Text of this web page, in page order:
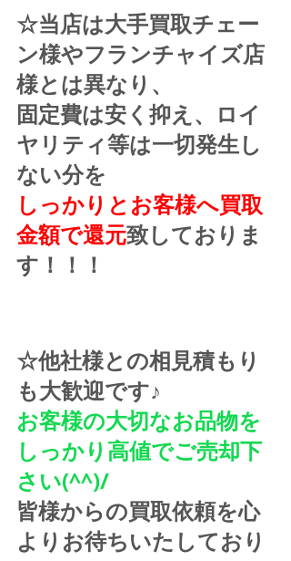
☆当店は大手買取チェー
ン様やフランチャイズ店
様とは異なり、
固定費は安く抑え、ロイ
ヤリティ等は一切発生し
ない分を
しっかりとお客様へ買取
金額で還元致しておりま
す！！！
☆他社様との相見積もり
も大歓迎です♪
お客様の大切なお品物を
しっかり高値でご売却下
さい(^^)/
皆様からの買取依頼を心
よりお待ちいたしており